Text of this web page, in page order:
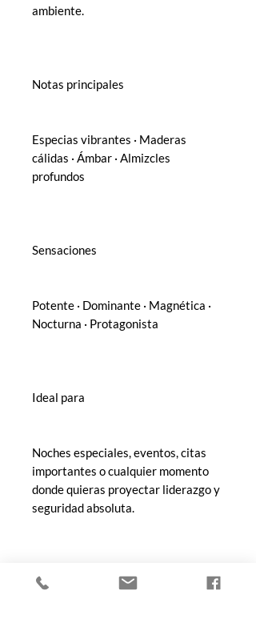
ambiente.
Notas principales
Especias vibrantes · Maderas
cálidas · Ámbar · Almizcles
profundos
Sensaciones
Potente · Dominante · Magnética ·
Nocturna · Protagonista
Ideal para
Noches especiales, eventos, citas
importantes o cualquier momento
donde quieras proyectar liderazgo y
seguridad absoluta.
Tip de Le Nez de Toto